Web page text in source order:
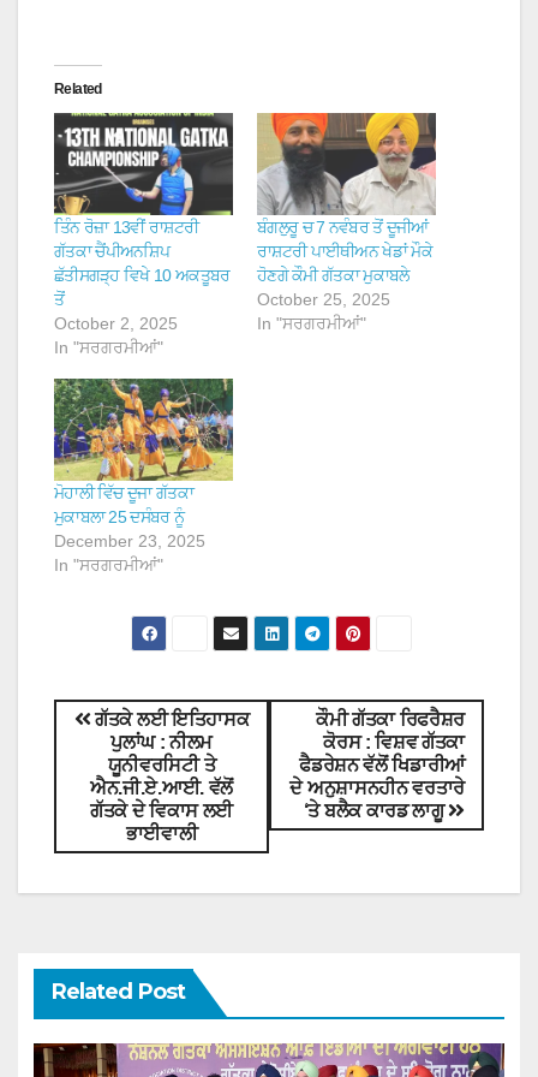
Related
ਤਿੰਨ ਰੋਜ਼ਾ 13ਵੀਂ ਰਾਸ਼ਟਰੀ
ਗੱਤਕਾ ਚੈਂਪੀਅਨਸ਼ਿਪ
ਛੱਤੀਸਗੜ੍ਹ ਵਿਖੇ 10 ਅਕਤੂਬਰ
ਤੋਂ
October 2, 2025
In "ਸਰਗਰਮੀਆਂ"
ਬੰਗਲੁਰੂ ਚ 7 ਨਵੰਬਰ ਤੋਂ ਦੂਜੀਆਂ
ਰਾਸ਼ਟਰੀ ਪਾਈਥੀਅਨ ਖੇਡਾਂ ਮੌਕੇ
ਹੋਣਗੇ ਕੌਮੀ ਗੱਤਕਾ ਮੁਕਾਬਲੇ
October 25, 2025
In "ਸਰਗਰਮੀਆਂ"
ਮੋਹਾਲੀ ਵਿੱਚ ਦੂਜਾ ਗੱਤਕਾ
ਮੁਕਾਬਲਾ 25 ਦਸੰਬਰ ਨੂੰ
December 23, 2025
In "ਸਰਗਰਮੀਆਂ"
ਕੌਮੀ ਗੱਤਕਾ ਰਿਫਰੈਸ਼ਰ
ਕੋਰਸ : ਵਿਸ਼ਵ ਗੱਤਕਾ
ਫੈਡਰੇਸ਼ਨ ਵੱਲੋਂ ਖਿਡਾਰੀਆਂ
ਦੇ ਅਨੁਸ਼ਾਸਨਹੀਨ ਵਰਤਾਰੇ
‘ਤੇ ਬਲੈਕ ਕਾਰਡ ਲਾਗੂ
ਗੱਤਕੇ ਲਈ ਇਤਿਹਾਸਕ
ਪੁਲਾਂਘ : ਨੀਲਮ
ਯੂਨੀਵਰਸਿਟੀ ਤੇ
ਐਨ.ਜੀ.ਏ.ਆਈ. ਵੱਲੋਂ
ਗੱਤਕੇ ਦੇ ਵਿਕਾਸ ਲਈ
ਭਾਈਵਾਲੀ
Related Post